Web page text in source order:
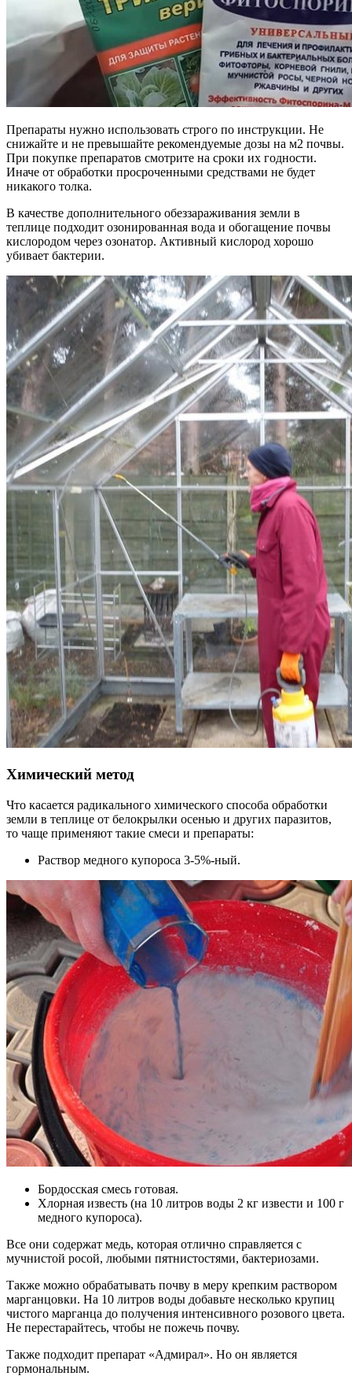
Препараты нужно использовать строго по инструкции. Не
снижайте и не превышайте рекомендуемые дозы на м2 почвы.
При покупке препаратов смотрите на сроки их годности.
Иначе от обработки просроченными средствами не будет
никакого толка.
В качестве дополнительного обеззараживания земли в
теплице подходит озонированная вода и обогащение почвы
кислородом через озонатор. Активный кислород хорошо
убивает бактерии.
Химический метод
Что касается радикального химического способа обработки
земли в теплице от белокрылки осенью и других паразитов,
то чаще применяют такие смеси и препараты:
Раствор медного купороса 3-5%-ный.
Бордосская смесь готовая.
Хлорная известь (на 10 литров воды 2 кг извести и 100 г
медного купороса).
Все они содержат медь, которая отлично справляется с
мучнистой росой, любыми пятнистостями, бактериозами.
Также можно обрабатывать почву в меру крепким раствором
марганцовки. На 10 литров воды добавьте несколько крупиц
чистого марганца до получения интенсивного розового цвета.
Не перестарайтесь, чтобы не пожечь почву.
Также подходит препарат «Адмирал». Но он является
гормональным.